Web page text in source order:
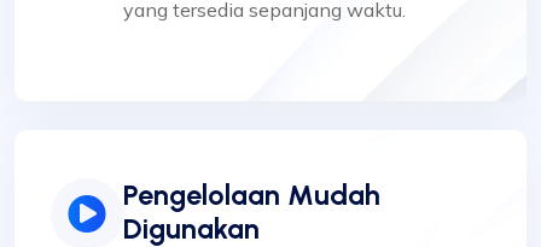
yang tersedia sepanjang waktu.
Pengelolaan Mudah
Digunakan